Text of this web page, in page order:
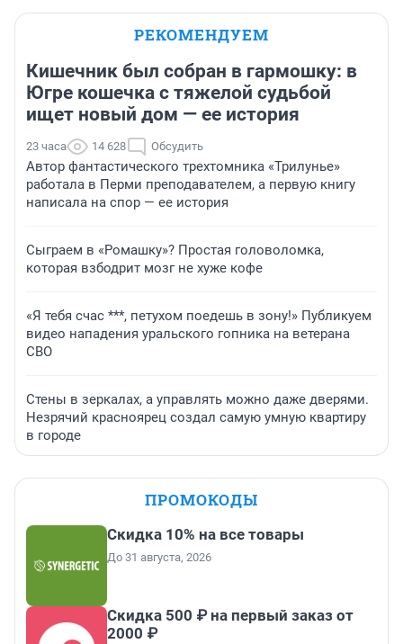
РЕКОМЕНДУЕМ
Кишечник был собран в гармошку: в
Югре кошечка с тяжелой судьбой
ищет новый дом — ее история
23 часа 14 628 Обсудить
Автор фантастического трехтомника «Трилунье»
работала в Перми преподавателем, а первую книгу
написала на спор — ее история
Сыграем в «Ромашку»? Простая головоломка,
которая взбодрит мозг не хуже кофе
«Я тебя счас ***, петухом поедешь в зону!» Публикуем
видео нападения уральского гопника на ветерана
СВО
Стены в зеркалах, а управлять можно даже дверями.
Незрячий красноярец создал самую умную квартиру
в городе
ПРОМОКОДЫ
Скидка 10% на все товары
До 31 августа, 2026
Скидка 500 ₽ на первый заказ от
2000 ₽